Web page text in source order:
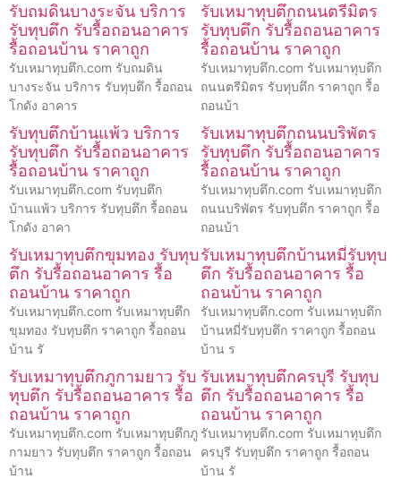
รับถมดินบางระจัน บริการ
รับทุบตึก รับรื้อถอนอาคาร
รื้อถอนบ้าน ราคาถูก
รับเหมาทุบตึก.com รับถมดิน
บางระจัน บริการ รับทุบตึก รื้อถอน
โกดัง อาคาร
รับเหมาทุบตึกถนนตรีมิตร
รับทุบตึก รับรื้อถอนอาคาร
รื้อถอนบ้าน ราคาถูก
รับเหมาทุบตึก.com รับเหมาทุบตึก
ถนนตรีมิตร รับทุบตึก ราคาถูก รื้อ
ถอนบ้า
รับทุบตึกบ้านแพ้ว บริการ
รับทุบตึก รับรื้อถอนอาคาร
รื้อถอนบ้าน ราคาถูก
รับเหมาทุบตึก.com รับทุบตึก
บ้านแพ้ว บริการ รับทุบตึก รื้อถอน
โกดัง อาคา
รับเหมาทุบตึกถนนบริพัตร
รับทุบตึก รับรื้อถอนอาคาร
รื้อถอนบ้าน ราคาถูก
รับเหมาทุบตึก.com รับเหมาทุบตึก
ถนนบริพัตร รับทุบตึก ราคาถูก รื้อ
ถอนบ้า
รับเหมาทุบตึกขุมทอง รับทุบ
ตึก รับรื้อถอนอาคาร รื้อ
ถอนบ้าน ราคาถูก
รับเหมาทุบตึก.com รับเหมาทุบตึก
ขุมทอง รับทุบตึก ราคาถูก รื้อถอน
บ้าน รั
รับเหมาทุบตึกบ้านหมี่รับทุบ
ตึก รับรื้อถอนอาคาร รื้อ
ถอนบ้าน ราคาถูก
รับเหมาทุบตึก.com รับเหมาทุบตึก
บ้านหมี่รับทุบตึก ราคาถูก รื้อถอน
บ้าน ร
รับเหมาทุบตึกภูกามยาว รับ
ทุบตึก รับรื้อถอนอาคาร รื้อ
ถอนบ้าน ราคาถูก
รับเหมาทุบตึก.com รับเหมาทุบตึกภู
กามยาว รับทุบตึก ราคาถูก รื้อถอน
บ้าน
รับเหมาทุบตึกครบุรี รับทุบ
ตึก รับรื้อถอนอาคาร รื้อ
ถอนบ้าน ราคาถูก
รับเหมาทุบตึก.com รับเหมาทุบตึก
ครบุรี รับทุบตึก ราคาถูก รื้อถอน
บ้าน รั